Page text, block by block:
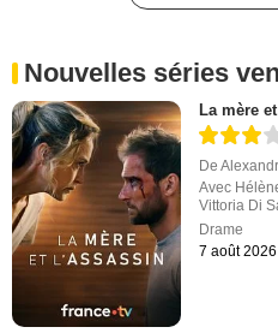
Nouvelles séries
La mère
De
Avec
Vittoria Di
Drame
7 août